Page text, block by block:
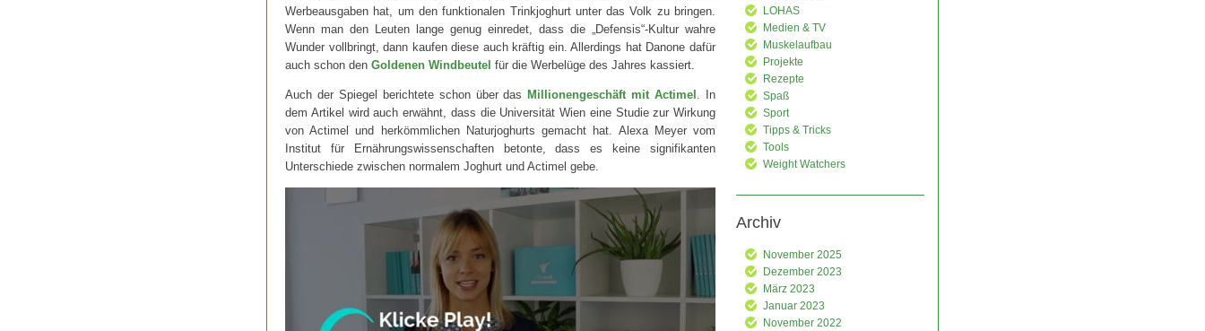
Werbeausgaben hat, um den funktionalen Trinkjoghurt unter das Volk zu bringen.
Wenn man den Leuten lange genug einredet, dass die „Defensis“-Kultur wahre
Wunder vollbringt, dann kaufen diese auch kräftig ein. Allerdings hat Danone dafür
auch schon den Goldenen Windbeutel für die Werbelüge des Jahres kassiert.
Auch der Spiegel berichtete schon über das Millionengeschäft mit Actimel . In
dem Artikel wird auch erwähnt, dass die Universität Wien eine Studie zur Wirkung
von Actimel und herkömmlichen Naturjoghurts gemacht hat. Alexa Meyer vom
Institut für Ernährungswissenschaften betonte, dass es keine signifikanten
Unterschiede zwischen normalem Joghurt und Actimel gebe.
LOHAS
Medien & TV
Muskelaufbau
Projekte
Rezepte
Spaß
Sport
Tipps & Tricks
Tools
Weight Watchers
Archiv
November 2025
Dezember 2023
März 2023
Januar 2023
November 2022